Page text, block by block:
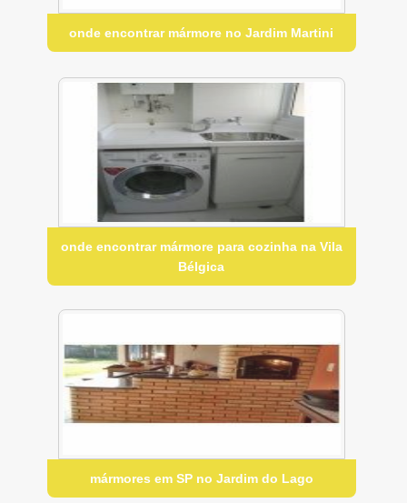
onde encontrar mármore no Jardim Martini
onde encontrar mármore para cozinha na Vila
Bélgica
mármores em SP no Jardim do Lago